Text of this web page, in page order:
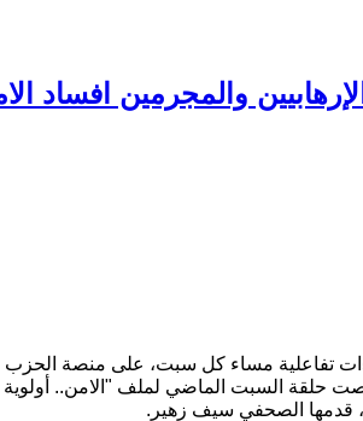
والمجرمين افساد
تفاعلية مساء كل سبت، على منصة
حلقة السبت الماضي لملف "الامن..
قدمها الصحفي سيف زهير.